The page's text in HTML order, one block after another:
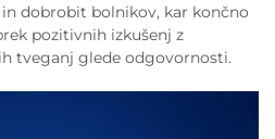
dobrobit bolnikov, kar končno
pozitivnih izkušenj z
tveganj glede odgovornosti.